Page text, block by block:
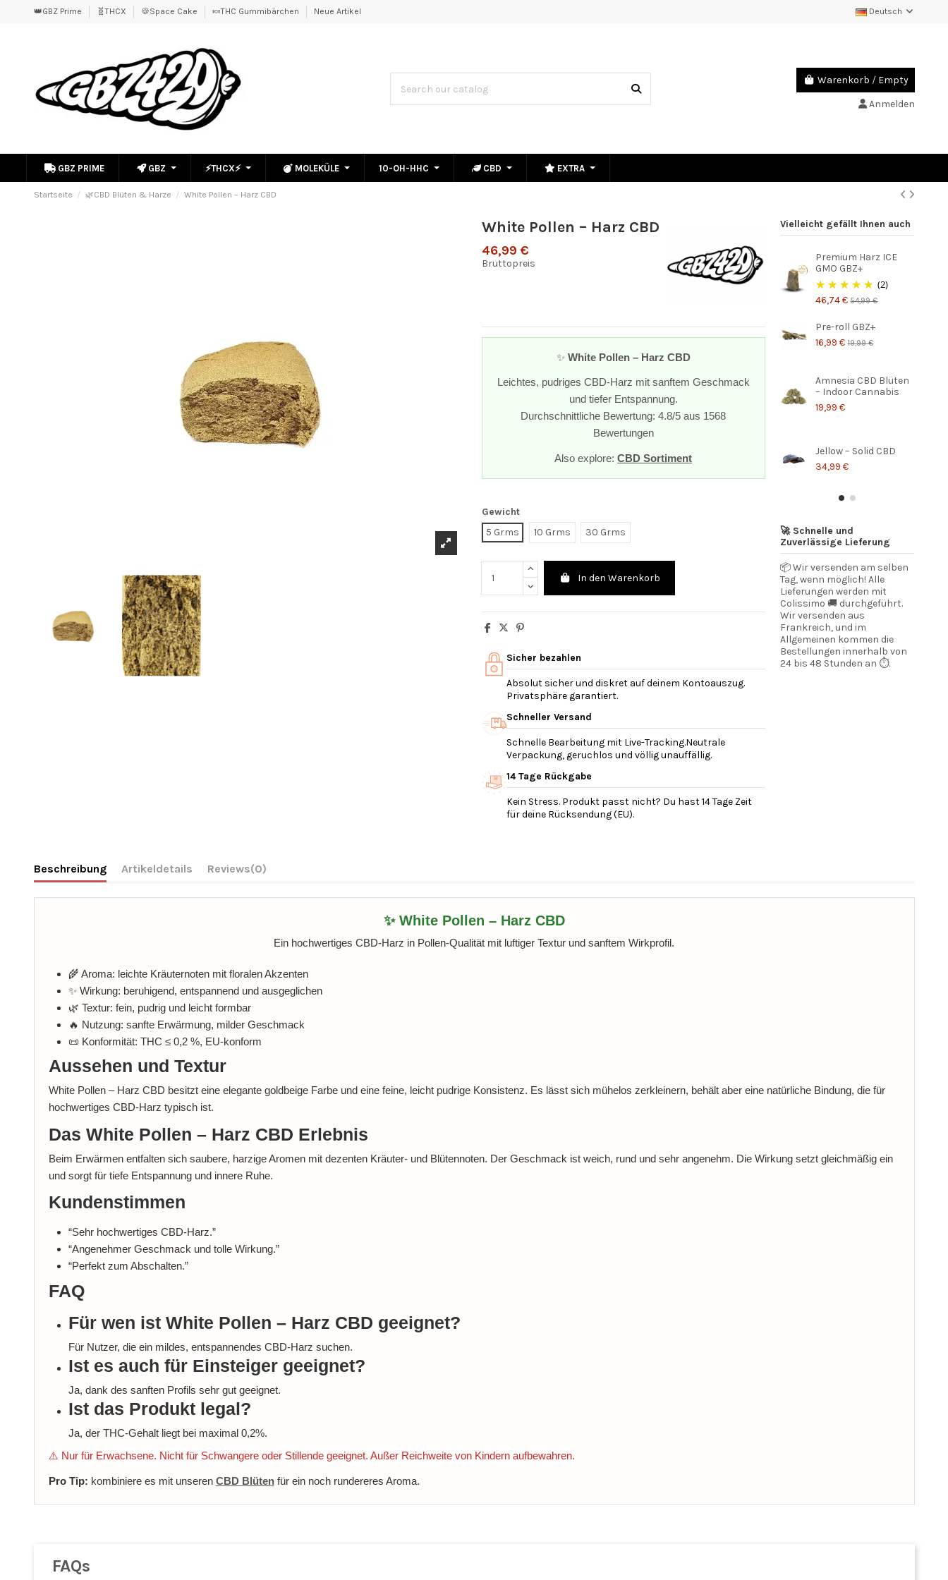
👑GBZ Prime 🧬THCX 🍪Space Cake 🍬THC Gummibärchen Neue Artikel Deutsch
Warenkorb / Empty
Anmelden
GBZ PRIME GBZ ⚡THCX⚡ MOLEKÜLE 10-OH-HHC CBD EXTRA
Startseite 🌿CBD Blüten & Harze White Pollen – Harz CBD
White Pollen – Harz CBD
46,99 €
Bruttopreis
✨ White Pollen – Harz CBD
Leichtes, pudriges CBD-Harz mit sanftem Geschmack
und tiefer Entspannung.
Durchschnittliche Bewertung: 4.8/5 aus 1568
Bewertungen
Also explore:CBD Sortiment
Gewicht
5 Grms
10 Grms 30 Grms
In den Warenkorb
Sicher bezahlen
Absolut sicher und diskret auf deinem Kontoauszug.
Privatsphäre garantiert.
Schneller Versand
Schnelle Bearbeitung mit Live-Tracking.Neutrale
Verpackung, geruchlos und völlig unauffällig.
14 Tage Rückgabe
Kein Stress. Produkt passt nicht? Du hast 14 Tage Zeit
für deine Rücksendung (EU).
Vielleicht gefällt Ihnen auch
Premium Harz ICE
GMO GBZ+
(2)
46,74 € 54,99 €
Pre-roll GBZ+
16,99 € 19,99 €
Amnesia CBD Blüten
– Indoor Cannabis
19,99 €
Jellow – Solid CBD
34,99 €
🚀 Schnelle und
Zuverlässige Lieferung
📦 Wir versenden am selben
Tag, wenn möglich! Alle
Lieferungen werden mit
Colissimo 🚚 durchgeführt.
Wir versenden aus
Frankreich, und im
Allgemeinen kommen die
Bestellungen innerhalb von
24 bis 48 Stunden an ⏱️.
Beschreibung Artikeldetails Reviews(0)
✨ White Pollen – Harz CBD
Ein hochwertiges CBD-Harz in Pollen-Qualität mit luftiger Textur und sanftem Wirkprofil.
🌾 Aroma: leichte Kräuternoten mit floralen Akzenten
✨ Wirkung: beruhigend, entspannend und ausgeglichen
🌿 Textur: fein, pudrig und leicht formbar
🔥 Nutzung: sanfte Erwärmung, milder Geschmack
📜 Konformität: THC ≤ 0,2 %, EU-konform
Aussehen und Textur
White Pollen – Harz CBD besitzt eine elegante goldbeige Farbe und eine feine, leicht pudrige Konsistenz. Es lässt sich mühelos zerkleinern, behält aber eine natürliche Bindung, die für
hochwertiges CBD-Harz typisch ist.
Das White Pollen – Harz CBD Erlebnis
Beim Erwärmen entfalten sich saubere, harzige Aromen mit dezenten Kräuter- und Blütennoten. Der Geschmack ist weich, rund und sehr angenehm. Die Wirkung setzt gleichmäßig ein
und sorgt für tiefe Entspannung und innere Ruhe.
Kundenstimmen
“Sehr hochwertiges CBD-Harz.”
“Angenehmer Geschmack und tolle Wirkung.”
“Perfekt zum Abschalten.”
FAQ
Für wen ist White Pollen – Harz CBD geeignet?
Für Nutzer, die ein mildes, entspannendes CBD-Harz suchen.
Ist es auch für Einsteiger geeignet?
Ja, dank des sanften Profils sehr gut geeignet.
Ist das Produkt legal?
Ja, der THC-Gehalt liegt bei maximal 0,2%.
⚠️ Nur für Erwachsene. Nicht für Schwangere oder Stillende geeignet. Außer Reichweite von Kindern aufbewahren.
Pro Tip: kombiniere es mit unseren CBD Blütenfür ein noch rundereres Aroma.
FAQs